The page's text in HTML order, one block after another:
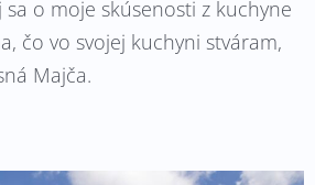
o moje skúsenosti z kuchyne
čo vo svojej kuchyni stváram,
Majča.